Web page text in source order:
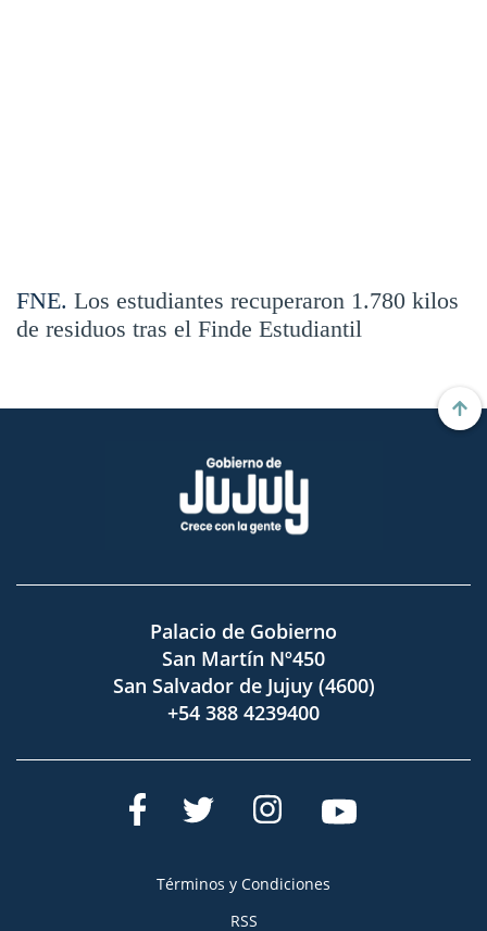
FNE. Los estudiantes recuperaron 1.780 kilos
de residuos tras el Finde Estudiantil
Palacio de Gobierno
San Martín Nº450
San Salvador de Jujuy (4600)
+54 388 4239400
Términos y Condiciones
RSS